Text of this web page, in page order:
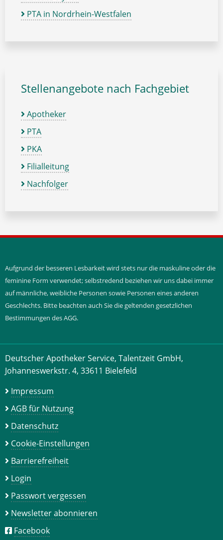
PTA in Nordrhein-Westfalen
Stellenangebote nach Fachgebiet
Apotheker
PTA
PKA
Filialleitung
Nachfolger
Aufgrund der besseren Lesbarkeit wird stets nur die maskuline oder die
feminine Form verwendet; selbstredend beziehen wir uns dabei immer
auf männliche, weibliche Personen sowie Personen eines anderen
Geschlechts. Bitte beachten auch Sie die geltenden gesetzlichen
Bestimmungen des AGG.
Deutscher Apotheker Service, Talentzeit GmbH,
Johanneswerkstr. 4, 33611 Bielefeld
Impressum
AGB für Nutzung
Datenschutz
Cookie-Einstellungen
Barrierefreiheit
Login
Passwort vergessen
Newsletter abonnieren
Facebook